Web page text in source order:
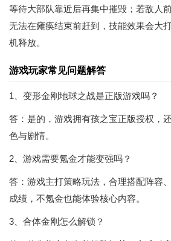
等待大部队靠近后再集中摧毁；若敌人
无法在瘫痪结束前赶到，技能效果会大
机释放。
游戏玩家常见问题解答
1、变形金刚地球之战是正版游戏吗？
答：是的，游戏拥有孩之宝正版授权，
色与剧情。
2、游戏需要氪金才能变强吗？
答：游戏主打策略玩法，合理搭配阵容
成绩，不氪金也能体验核心内容。
3、合体金刚怎么解锁？